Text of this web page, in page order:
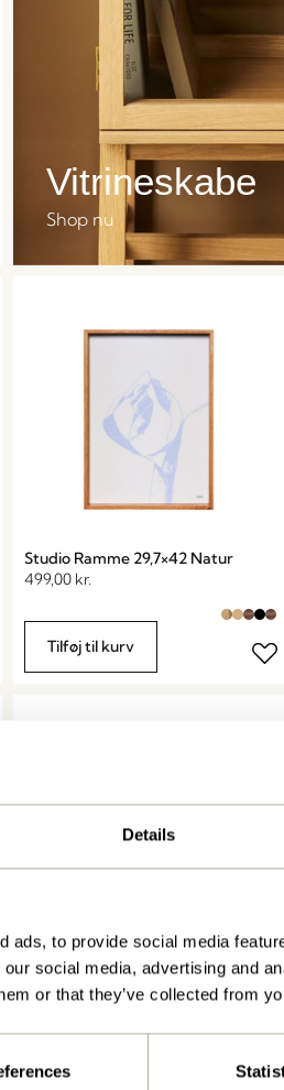
Details
ads, to provide social media
social media, advertising and
or that they’ve collected from
Vitrineskabe
Shop nu
Studio Ramme 29,7×42 Natur
499,00 kr.
Tilføj til kurv
Focal Ramme 29,7×42 Natur
359,00kr.
Tilføj til kurv